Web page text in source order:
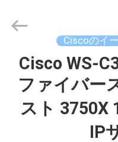
Equipment
Ciscoのイ
Cisco WS-
ファイバー
スト 3750X
IP